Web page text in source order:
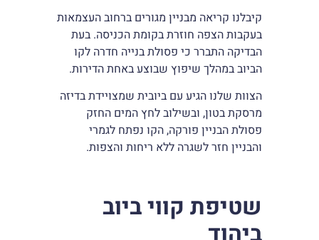
קיבלנו קריאה מבניין מגורים ברחוב העצמאות
בעקבות הצפה חוזרת בקומת הכניסה. בעת
הבדיקה התברר כי פסולת בנייה חדרה לקו
הביוב במהלך שיפוץ שבוצע באחת הדירות.
הצוות שלנו הגיע עם ביובית שמצויידת בדיזה
מרסקת בטון, ובשילוב לחץ המים החזק
פסולת הבניין פורקה, הקו נפתח לגמרי
והבניין חזר לשגרה ללא ריחות והצפות.
שטיפת קווי ביוב